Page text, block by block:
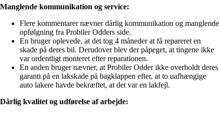
Manglende kommunikation og service:
Flere kommentarer nævner dårlig kommunikation og manglende
opfølgning fra Probiler Odders side.
En bruger oplevede, at det tog 4 måneder at få repareret en
skade på deres bil. Derudover blev der påpeget, at tingene ikke
var ordentligt monteret efter reparationen.
En anden bruger nævner, at Probiler Odder ikke overholdt deres
garanti på en lakskade på bagklappen efter, at to uafhængige
auto lakere havde bekræftet, at det var en lakfejl.
Dårlig kvalitet og udførelse af arbejde: